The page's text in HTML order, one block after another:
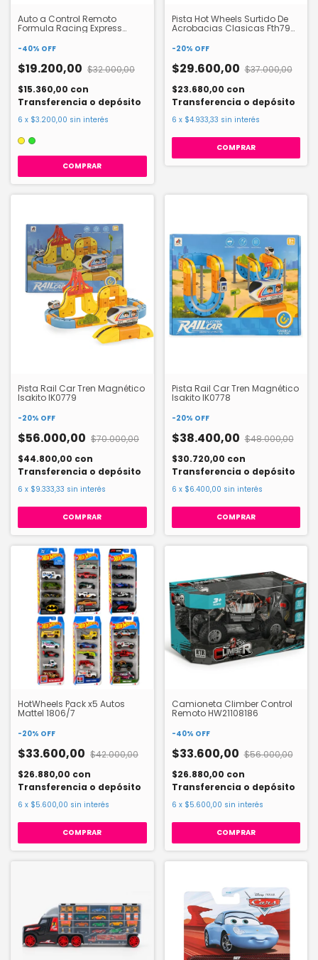
Auto a Control Remoto
Formula Racing Express
-40% OFF
$19.200,00 $32.000,00
$15.360,00 con
Transferencia o depósito
6 x $3.200,00 sin interés
COMPRAR
Pista Hot Wheels Surtido De
Acrobacias Clasicas Fth79
-20% OFF
$29.600,00 $37.000,00
$23.680,00 con
Transferencia o depósito
6 x $4.933,33 sin interés
COMPRAR
Pista Rail Car Tren Magnético
Isakito IK0779
-20% OFF
$56.000,00 $70.000,00
$44.800,00 con
Transferencia o depósito
6 x $9.333,33 sin interés
Pista Rail Car Tren Magnético
Isakito IK0778
-20% OFF
$38.400,00 $48.000,00
$30.720,00 con
Transferencia o depósito
6 x $6.400,00 sin interés
HotWheels Pack x5 Autos
Mattel 1806/7
-20% OFF
$33.600,00 $42.000,00
$26.880,00 con
Transferencia o depósito
6 x $5.600,00 sin interés
COMPRAR
Camioneta Climber Control
Remoto HW21108186
-40% OFF
$33.600,00 $56.000,00
$26.880,00 con
Transferencia o depósito
6 x $5.600,00 sin interés
COMPRAR